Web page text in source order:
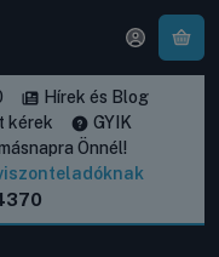
Hírek és Blog
kérek
GYIK
Önnél!